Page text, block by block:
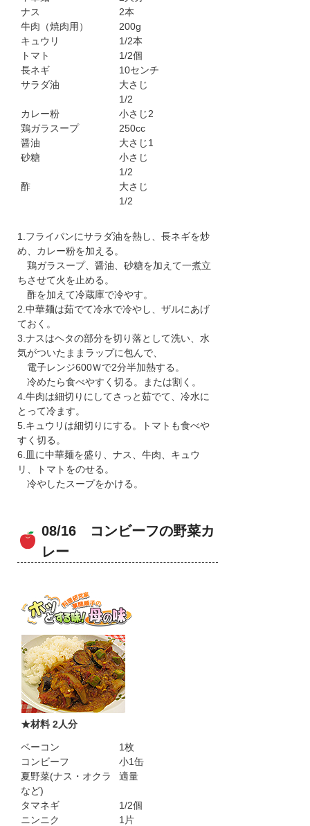
ナス
2本
牛肉（焼肉用）
200g
キュウリ
1/2本
トマト
1/2個
長ネギ
10センチ
サラダ油
大さじ
1/2
カレー粉
小さじ2
鶏ガラスープ
250cc
醤油
大さじ1
砂糖
小さじ
1/2
酢
大さじ
1/2
1.フライパンにサラダ油を熱し、長ネギを炒
め、カレー粉を加える。
鶏ガラスープ、醤油、砂糖を加えて一煮立
ちさせて火を止める。
酢を加えて冷蔵庫で冷やす。
2.中華麺は茹でて冷水で冷やし、ザルにあげ
ておく。
3.ナスはヘタの部分を切り落として洗い、水
気がついたままラップに包んで、
電子レンジ600Ｗで2分半加熱する。
冷めたら食べやすく切る。または割く。
4.牛肉は細切りにしてさっと茹でて、冷水に
とって冷ます。
5.キュウリは細切りにする。トマトも食べや
すく切る。
6.皿に中華麺を盛り、ナス、牛肉、キュウ
リ、トマトをのせる。
冷やしたスープをかける。
08/16 コンビーフの野菜カ
レー
★材料 2人分
ベーコン
1枚
コンビーフ
小1缶
夏野菜(ナス・オクラ
など)
適量
タマネギ
1/2個
ニンニク
1片